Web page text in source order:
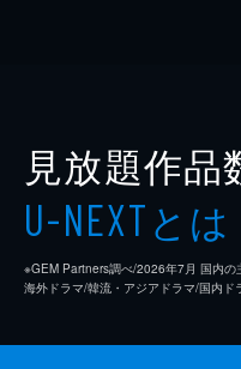
見放題作品
U-NEXTとは
※GEM Partners調べ/2026年7⽉ 国内の
海外ドラマ/韓流・アジアドラマ/国内ド